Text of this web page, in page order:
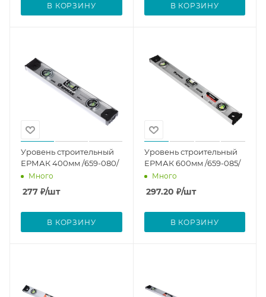
В КОРЗИНУ В КОРЗИНУ
Уровень строительный
ЕРМАК 400мм /659-080/
Много
277 ₽/шт
В КОРЗИНУ
Уровень строительный
ЕРМАК 600мм /659-085/
Много
297.20 ₽/шт
В КОРЗИНУ